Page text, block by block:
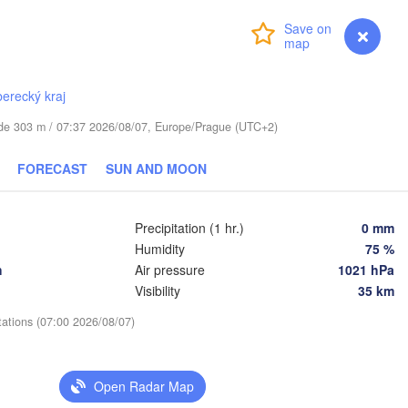
myVentusky Forecast
kraj
303 m / 07:37 2026/08/07, Europe/Prague (UTC+2)
FORECAST SUN AND MOON
Precipitation (1 hr.)
0 mm
Humidity
75 %
Air pressure
1021 hPa
Visibility
35 km
(07:00 2026/08/07)
Open Radar Map
Daugavpils
Бабруйск
(Babrujsk)
Віцебск
(Viciebsk)
(Mahilioŭ)
Брянск
(Bryansk)